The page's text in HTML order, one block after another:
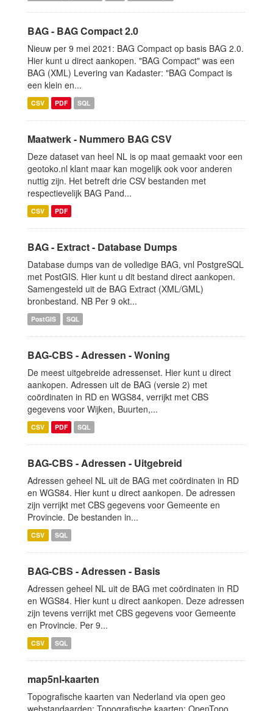
BAG - BAG Compact 2.0
Nieuw per 9 mei 2021: BAG Compact op basis BAG 2.0.
Hier kunt u direct aankopen. "BAG Compact" was een
BAG (XML) Levering van Kadaster: "BAG Compact is
een klein en...
CSV PDF SQL
Maatwerk - Nummero BAG CSV
Deze dataset van heel NL is op maat gemaakt voor een
geotoko.nl klant maar kan mogelijk ook voor anderen
nuttig zijn. Het betreft drie CSV bestanden met
respectievelijk BAG Pand...
CSV PDF
BAG - Extract - Database Dumps
Database dumps van de volledige BAG, vnl PostgreSQL
met PostGIS. Hier kunt u dit bestand direct aankopen.
Samengesteld uit de BAG Extract (XML/GML)
bronbestand. NB Per 9 okt...
PostGIS SQL
BAG-CBS - Adressen - Woning
De meest uitgebreide adressenset. Hier kunt u direct
aankopen. Adressen uit de BAG (versie 2) met
coördinaten in RD en WGS84, verrijkt met CBS
gegevens voor Wijken, Buurten,...
CSV PDF SQL
BAG-CBS - Adressen - Uitgebreid
Adressen geheel NL uit de BAG met coördinaten in RD
en WGS84. Hier kunt u direct aankopen. De adressen
zijn verrijkt met CBS gegevens voor Gemeente en
Provincie. De bestanden in...
CSV SQL
BAG-CBS - Adressen - Basis
Adressen geheel NL uit de BAG met coördinaten in RD
en WGS84. Hier kunt u direct aankopen. Deze adressen
zijn tevens verrijkt met CBS gegevens voor Gemeente
en Provincie. Per 9...
CSV SQL
map5nl-kaarten
Topografische kaarten van Nederland via open geo
webstandaarden: Topografische kaarten: OpenTopo,